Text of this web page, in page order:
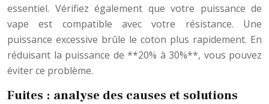
essentiel. Vérifiez également que votre puissance de
vape est compatible avec votre résistance. Une
puissance excessive brûle le coton plus rapidement. En
réduisant la puissance de **20% à 30%**, vous pouvez
éviter ce problème.
Fuites : analyse des causes et solutions